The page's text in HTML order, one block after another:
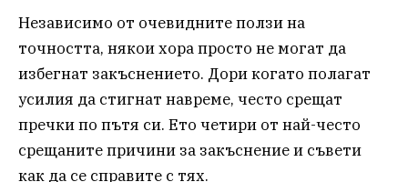
Независимо от очевидните ползи на
точността, някои хора просто не могат да
избегнат закъснението. Дори когато полагат
усилия да стигнат навреме, често срещат
пречки по пътя си. Ето четири от най-често
срещаните причини за закъснение и съвети
как да се справите с тях.